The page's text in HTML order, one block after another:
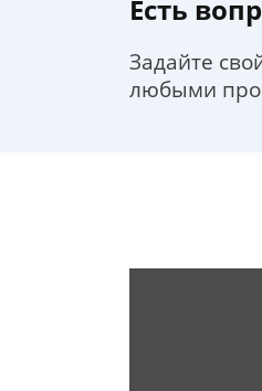
Есть
Задайте
любыми